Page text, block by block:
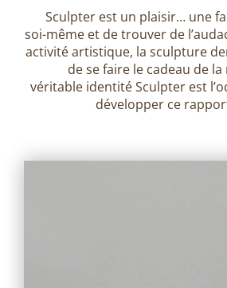
Sculpter est un plaisir… une
soi-même et de trouver de
activité artistique, la sculpture
de se faire le cadeau de
véritable identité Sculpter est
développer ce